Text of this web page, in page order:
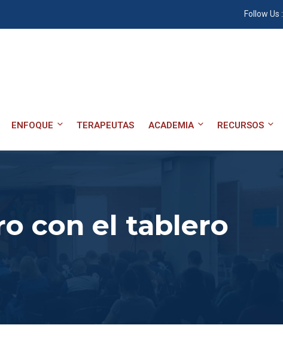
Follow Us :
ENFOQUE TERAPEUTAS ACADEMIA RECURSOS
con el tablero